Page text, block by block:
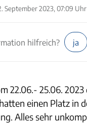
September 2023, 07:09 Uhr
hilfreich? ja
22.06.- 25.06. 2023
einen Platz in
Alles sehr